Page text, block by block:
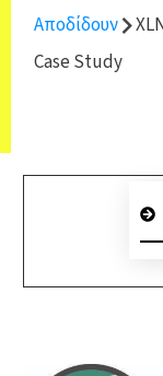
Αποδίδουν
Case Study